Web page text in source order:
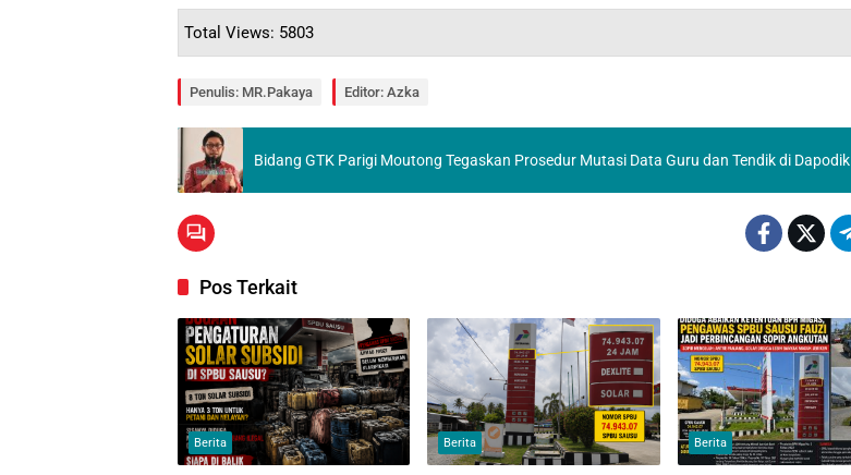
Total Views: 5803
Penulis: MR.Pakaya Editor: Azka
Bidang GTK Parigi Moutong Tegaskan Prosedur Mutasi Data Guru dan Tendik di Dapodik
Pos Terkait
Berita Berita Berita